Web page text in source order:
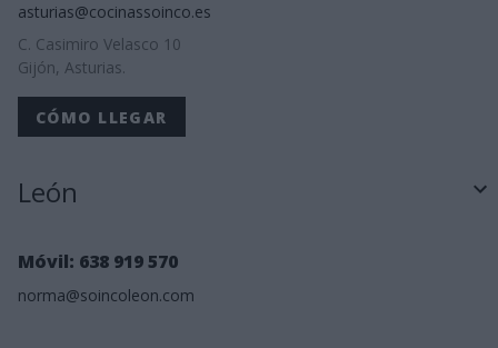
asturias@cocinassoinco.es
C. Casimiro Velasco 10
Gijón, Asturias.
CÓMO LLEGAR
León
Móvil: 638 919 570
norma@soincoleon.com